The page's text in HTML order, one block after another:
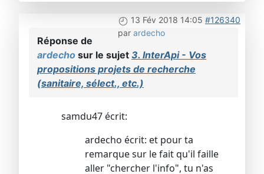
13 Fév 2018 14:05 #126340
par ardecho
Réponse de
ardecho sur le sujet 3. InterApi - Vos
propositions projets de recherche
(sanitaire, sélect., etc.)
samdu47 écrit:
ardecho écrit: et pour ta
remarque sur le fait qu'il faille
aller "chercher l'info", tu n'as